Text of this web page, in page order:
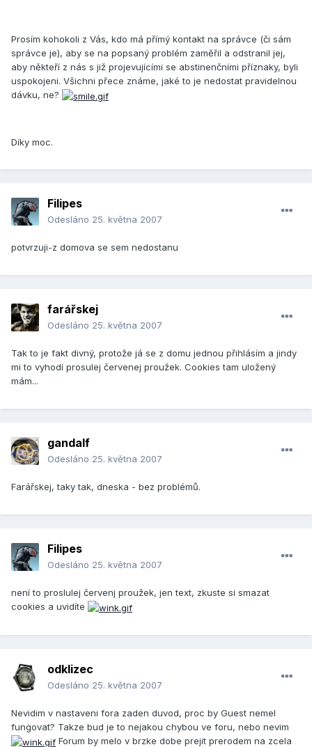
Prosím kohokoli z Vás, kdo má přímý kontakt na správce (či sám
správce je), aby se na popsaný problém zaměřil a odstranil jej,
aby někteří z nás s již projevujícími se abstinenčními příznaky, byli
uspokojeni. Všichni přece známe, jaké to je nedostat pravidelnou
dávku, ne?
Díky moc.
Filipes
Odesláno 25. května 2007
potvrzuji-z domova se sem nedostanu
farářskej
Odesláno 25. května 2007
Tak to je fakt divný, protože já se z domu jednou přihlásím a jindy
mi to vyhodí prosulej červenej proužek. Cookies tam uložený
mám...
gandalf
Odesláno 25. května 2007
Farářskej, taky tak, dneska - bez problémů.
Filipes
Odesláno 25. května 2007
není to proslulej červenj proužek, jen text, zkuste si smazat
cookies a uvidíte
odklizec
Odesláno 25. května 2007
Nevidim v nastaveni fora zaden duvod, proc by Guest nemel
fungovat? Takze bud je to nejakou chybou ve foru, nebo nevim
Forum by melo v brzke dobe prejit prerodem na zcela